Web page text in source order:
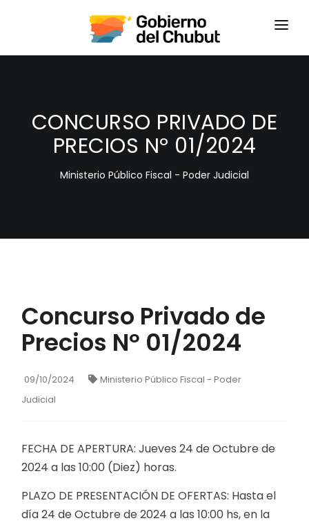
HOME
CONCURSO PRIVADO DE
PRECIOS Nº 01/2024
Ministerio Público Fiscal - Poder Judicial
Concurso Privado de
Precios Nº 01/2024
09/10/2024
Ministerio Público Fiscal - Poder
Judicial
FECHA DE APERTURA: Jueves 24 de Octubre de
2024 a las 10:00 (Diez) horas.
PLAZO DE PRESENTACIÓN DE OFERTAS: Hasta el
día 24 de Octubre de 2024 a las 10:00 hs, en la